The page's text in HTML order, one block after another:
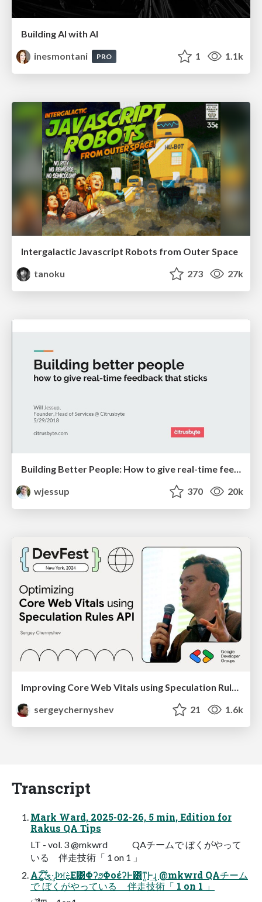
Building AI with AI
inesmontani
PRO 1 1.1k
Intergalactic Javascript Robots from Outer Space
tanoku
273 27k
Building Better People: How to give real-time feedback that sticks.
wjessup
370 20k
sergeychernyshev
21 1.6k
Transcript
Mark Ward, 2025-02-26, 5 min, Edition for
Rakus QA Tips
LT - vol. 3 @mkwrd QAチームで ぼくがやって
いる 伴⾛技術「 1 on 1 」
ΑΖ͓͘͠ئ͍͠·͢ɺਅࣅ͢Ε͹ΦʔϧΦοέʔͰ͸ͳ͍Ͱ͢ɻ @mkwrd QAチーム
で ぼくがやっている 伴⾛技術「 1 on 1 」